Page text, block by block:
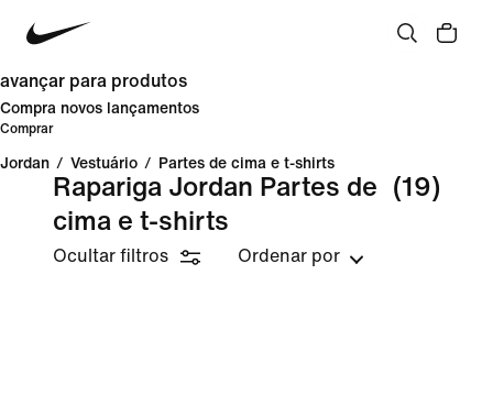
avançar para produtos
Compra novos lançamentos
Comprar
Jordan / Vestuário / Partes de cima e t-shirts
Rapariga Jordan Partes de
cima e t-shirts
(19)
Ocultar filtros Ordenar por